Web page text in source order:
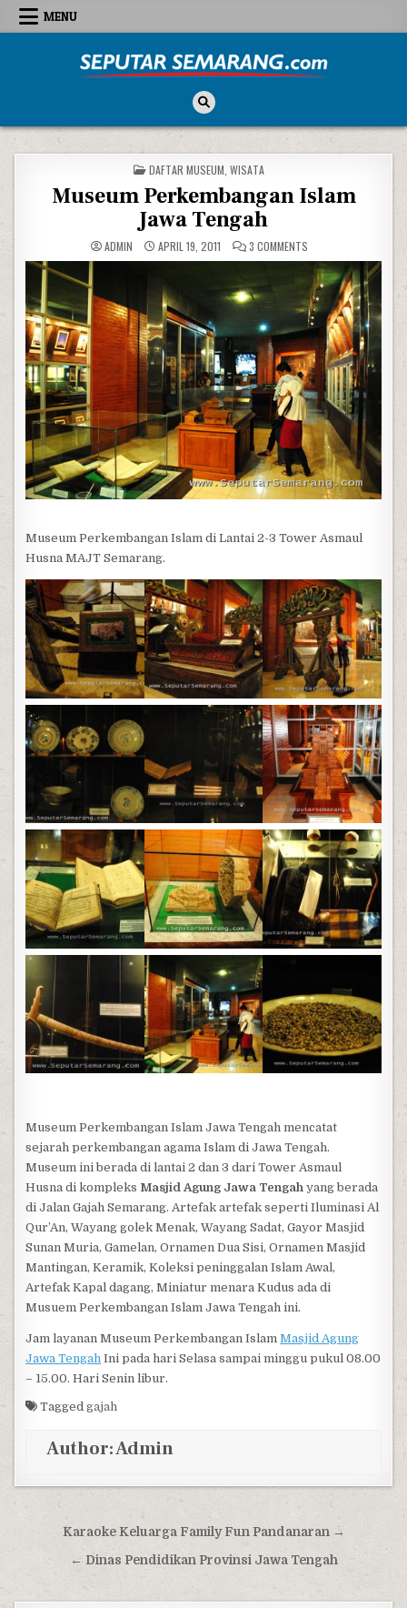
Skip to content
MENU
POSTED IN
DAFTAR MUSEUM WISATA
Museum Perkembangan Islam
Jawa Tengah
ADMIN APRIL 19, 2011 3 COMMENTSON MUSEUM
Museum Perkembangan Islam di Lantai 2-3 Tower Asmaul
Husna MAJT Semarang.
Museum Perkembangan Islam Jawa Tengah mencatat
sejarah perkembangan agama Islam di Jawa Tengah.
Museum ini berada di lantai 2 dan 3 dari Tower Asmaul
Husna di kompleks Masjid Agung Jawa Tengah yang berada
di Jalan Gajah Semarang. Artefak artefak seperti Iluminasi Al
Qur’An, Wayang golek Menak, Wayang Sadat, Gayor Masjid
Sunan Muria, Gamelan, Ornamen Dua Sisi, Ornamen Masjid
Mantingan, Keramik, Koleksi peninggalan Islam Awal,
Artefak Kapal dagang, Miniatur menara Kudus ada di
Musuem Perkembangan Islam Jawa Tengah ini.
Jam layanan Museum Perkembangan IslamMasjid Agung
Jawa Tengah Ini pada hari Selasa sampai minggu pukul 08.00
– 15.00. Hari Senin libur.
Taggedgajah
Author:Admin
Post navigation
Karaoke Keluarga Family Fun Pandanaran →
← Dinas Pendidikan Provinsi Jawa Tengah